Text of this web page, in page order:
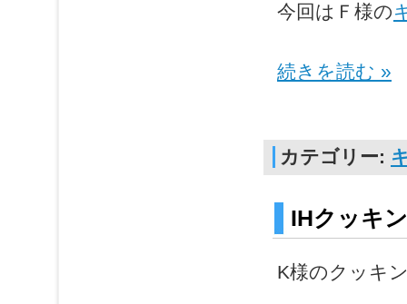
今回はＦ様の
続きを読む »
カテゴリー:
IHクッキ
K様のクッキ